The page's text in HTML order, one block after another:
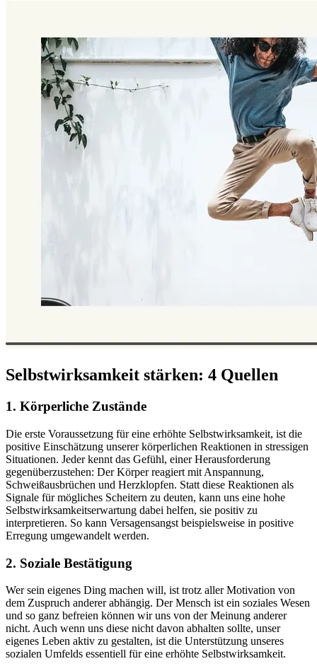
Selbstwirksamkeit stärken: 4 Quellen
1. Körperliche Zustände
Die erste Voraussetzung für eine erhöhte Selbstwirksamkeit, ist die
positive Einschätzung unserer körperlichen Reaktionen in stressigen
Situationen. Jeder kennt das Gefühl, einer Herausforderung
gegenüberzustehen: Der Körper reagiert mit Anspannung,
Schweißausbrüchen und Herzklopfen. Statt diese Reaktionen als
Signale für mögliches Scheitern zu deuten, kann uns eine hohe
Selbstwirksamkeitserwartung dabei helfen, sie positiv zu
interpretieren. So kann Versagensangst beispielsweise in positive
Erregung umgewandelt werden.
2. Soziale Bestätigung
Wer sein eigenes Ding machen will, ist trotz aller Motivation von
dem Zuspruch anderer abhängig. Der Mensch ist ein soziales Wesen
und so ganz befreien können wir uns von der Meinung anderer
nicht. Auch wenn uns diese nicht davon abhalten sollte, unser
eigenes Leben aktiv zu gestalten, ist die Unterstützung unseres
sozialen Umfelds essentiell für eine erhöhte Selbstwirksamkeit.